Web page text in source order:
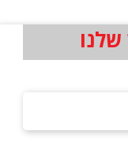
שלנו